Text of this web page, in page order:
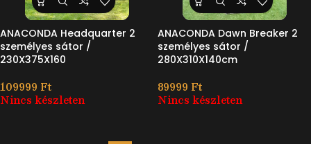
ANACONDA Headquarter 2
személyes sátor /
230X375X160
109999 Ft
Nincs készleten
ANACONDA Dawn Breaker 2
személyes sátor /
280X310X140cm
89999 Ft
Nincs készleten